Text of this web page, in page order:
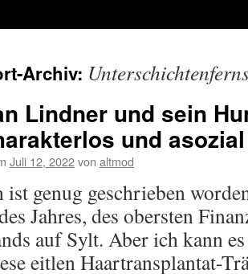
Archiv:
Lindner und sein
und asozial
Juli 12, 2022von altmod
genug geschrieben
Jahres, des obersten
auf Sylt. Aber ich kann
eitlen Haartransplantat-